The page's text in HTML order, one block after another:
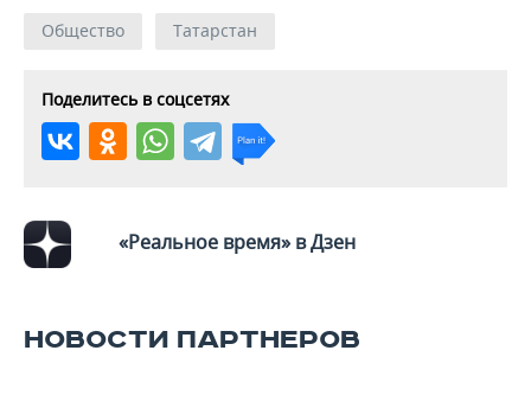
Общество Татарстан
Поделитесь в соцсетях
«Реальное время» в Дзен
НОВОСТИ ПАРТНЕРОВ